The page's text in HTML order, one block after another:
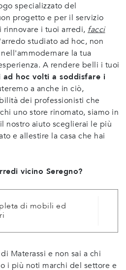
specializzato del
progetto e per il servizio
i tuoi arredi, facci
studiato ad hoc, non
la tua
A rendere belli i tuoi
hoc volti a soddisfare i
a anche in ciò,
dei professionisti che
uno store rinomato, siamo in
nostro aiuto sceglierai le più
e allestire la casa che hai
vicino Seregno?
di mobili ed
Materassi e non sai a chi
i più noti marchi del settore e